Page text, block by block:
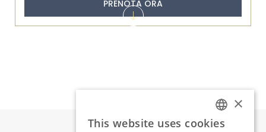
PRENOTA ORA
ITALIAN
×
This website uses cookies